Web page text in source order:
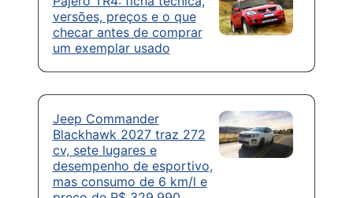
versões, preços e o que
checar antes de comprar
um exemplar usado
Jeep Commander
Blackhawk 2027 traz 272
cv, sete lugares e
desempenho de esportivo,
mas consumo de 6 km/l e